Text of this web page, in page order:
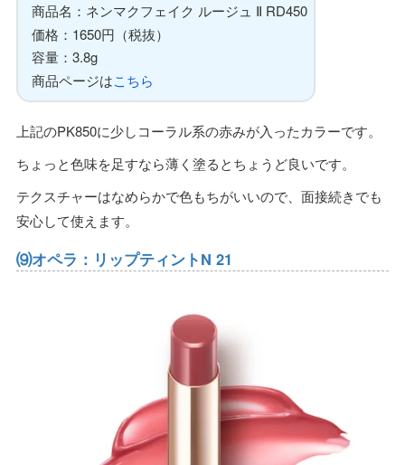
商品名：ネンマクフェイク ルージュ Ⅱ RD450
価格：1650円（税抜）
容量：3.8g
商品ページはこちら
上記のPK850に少しコーラル系の赤みが入ったカラーです。
ちょっと色味を足すなら薄く塗るとちょうど良いです。
テクスチャーはなめらかで色もちがいいので、面接続きでも
安心して使えます。
⑼オペラ：リップティントN 21